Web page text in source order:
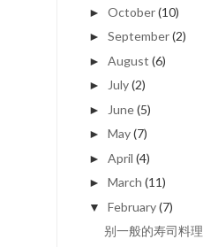
► October(10)
► September(2)
► August (6)
► July(2)
► June(5)
► May(7)
► April (4)
► March (11)
▼ February(7)
别一般的寿司料理